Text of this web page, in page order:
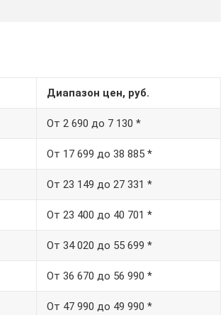
Диапазон цен, руб.
От 2 690 до 7 130 *
От 17 699 до 38 885 *
От 23 149 до 27 331 *
От 23 400 до 40 701 *
От 34 020 до 55 699 *
От 36 670 до 56 990 *
От 47 990 до 49 990 *